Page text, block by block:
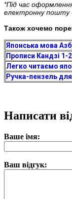
*Під час
електронну пошту -
Також хочемо
Японська мова
Прописи Кандзі 1-
Легко читаємо
Ручка-пензель для
Написати
Ваше імя:
Ваш відгук: